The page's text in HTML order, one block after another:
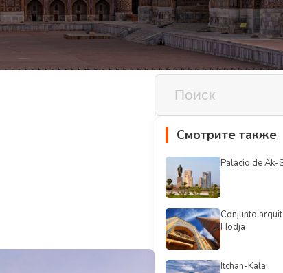
Смотрите также
Palacio de Ak-
Conjunto
Hodja
Itchan-Kala